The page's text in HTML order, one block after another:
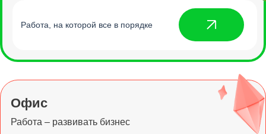
Работа, на которой все в порядке
Офис
Работа – развивать бизнес